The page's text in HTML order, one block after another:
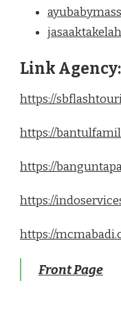
Link Agency:
https://
https://
https://
https://
https://
Front Page